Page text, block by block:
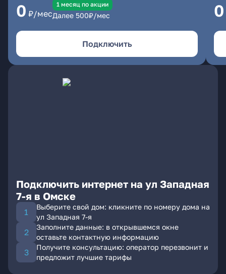
0 ₽/мес
1 месяц по акции
Далее 500₽/мес
Подключить
0
Подключить интернет на ул Западная
7-я в Омске
Выберите свой дом: кликните по номеру дома на
ул Западная 7-я
Заполните данные: в открывшемся окне
оставьте контактную информацию
Получите консультацию: оператор перезвонит и
предложит лучшие тарифы